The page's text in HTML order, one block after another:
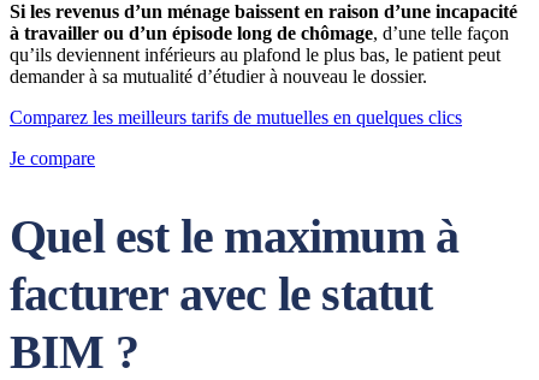
Si les revenus d’un ménage baissent en raison d’une incapacité
à travailler ou d’un épisode long de chômage, d’une telle façon
qu’ils deviennent inférieurs au plafond le plus bas, le patient peut
demander à sa mutualité d’étudier à nouveau le dossier.
Comparez les meilleurs tarifs de mutuelles en quelques clics
Je compare
Quel est le maximum à
facturer avec le statut
BIM ?